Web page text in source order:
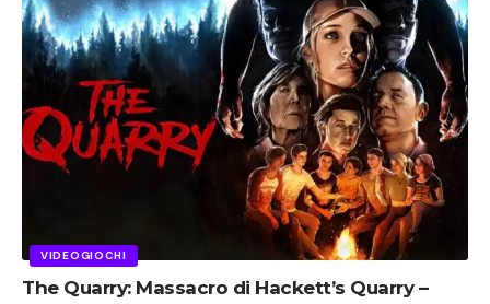
VIDEOGIOCHI
The Quarry: Massacro di Hackett’s Quarry –